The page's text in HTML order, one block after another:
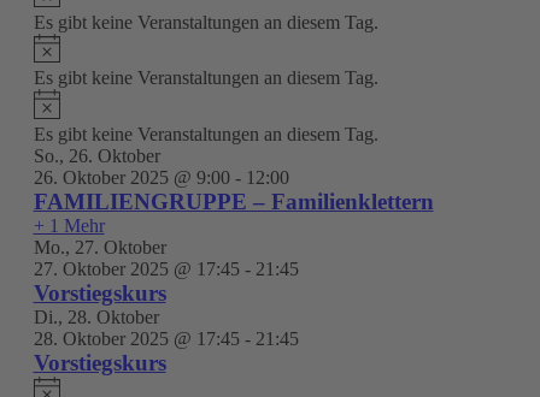
Es gibt keine Veranstaltungen an diesem Tag.
Hinweis
Es gibt keine Veranstaltungen an diesem Tag.
Hinweis
Es gibt keine Veranstaltungen an diesem Tag.
So., 26. Oktober
26. Oktober 2025 @ 9:00- 12:00
FAMILIENGRUPPE – Familienklettern
+ 1 Mehr
Mo., 27. Oktober
27. Oktober 2025 @ 17:45- 21:45
Vorstiegskurs
Di., 28. Oktober
28. Oktober 2025 @ 17:45- 21:45
Vorstiegskurs
Hinweis